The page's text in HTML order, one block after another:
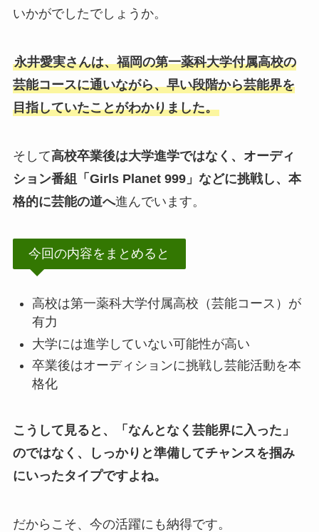
いかがでしたでしょうか。
永井愛実さんは、福岡の第一薬科大学付属高校の
芸能コースに通いながら、早い段階から芸能界を
目指していたことがわかりました。
そして高校卒業後は大学進学ではなく、オーディ
ション番組「Girls Planet 999」などに挑戦し、本
格的に芸能の道へ進んでいます。
今回の内容をまとめると
高校は第一薬科大学付属高校（芸能コース）が
有力
大学には進学していない可能性が高い
卒業後はオーディションに挑戦し芸能活動を本
格化
こうして見ると、「なんとなく芸能界に入った」
のではなく、しっかりと準備してチャンスを掴み
にいったタイプですよね。
だからこそ、今の活躍にも納得です。